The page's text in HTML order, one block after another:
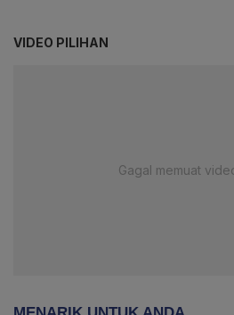
VIDEO PILIHAN
Gagal memuat